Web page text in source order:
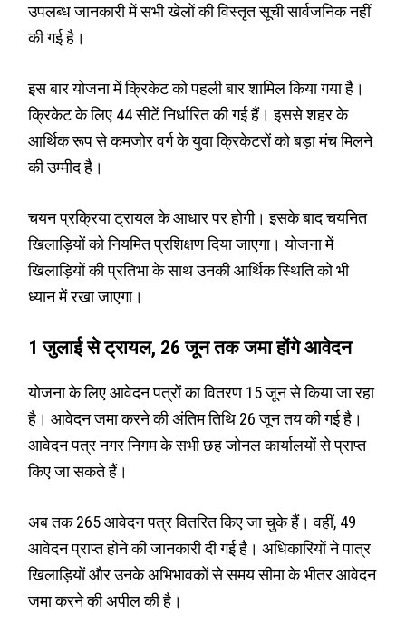
उपलब्ध जानकारी में सभी खेलों की विस्तृत सूची सार्वजनिक नहीं
की गई है।
इस बार योजना में क्रिकेट को पहली बार शामिल किया गया है।
क्रिकेट के लिए 44 सीटें निर्धारित की गई हैं। इससे शहर के
आर्थिक रूप से कमजोर वर्ग के युवा क्रिकेटरों को बड़ा मंच मिलने
की उम्मीद है।
चयन प्रक्रिया ट्रायल के आधार पर होगी। इसके बाद चयनित
खिलाड़ियों को नियमित प्रशिक्षण दिया जाएगा। योजना में
खिलाड़ियों की प्रतिभा के साथ उनकी आर्थिक स्थिति को भी
ध्यान में रखा जाएगा।
1 जुलाई से ट्रायल, 26 जून तक जमा होंगे आवेदन
योजना के लिए आवेदन पत्रों का वितरण 15 जून से किया जा रहा
है। आवेदन जमा करने की अंतिम तिथि 26 जून तय की गई है।
आवेदन पत्र नगर निगम के सभी छह जोनल कार्यालयों से प्राप्त
किए जा सकते हैं।
अब तक 265 आवेदन पत्र वितरित किए जा चुके हैं। वहीं, 49
आवेदन प्राप्त होने की जानकारी दी गई है। अधिकारियों ने पात्र
खिलाड़ियों और उनके अभिभावकों से समय सीमा के भीतर आवेदन
जमा करने की अपील की है।